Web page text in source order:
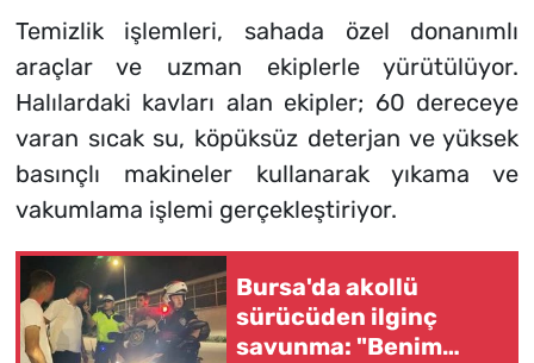
Temizlik işlemleri, sahada özel donanımlı
araçlar ve uzman ekiplerle yürütülüyor.
Halılardaki kavları alan ekipler; 60 dereceye
varan sıcak su, köpüksüz deterjan ve yüksek
basınçlı makineler kullanarak yıkama ve
vakumlama işlemi gerçekleştiriyor.
Bursa'da akollü
sürücüden ilginç
savunma: "Benim